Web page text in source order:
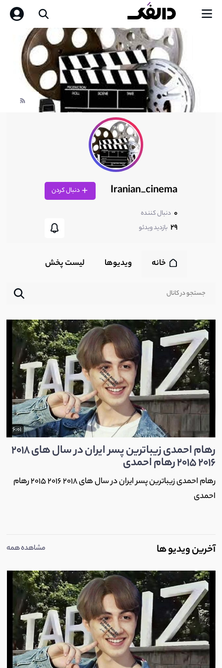
Iranian_cinema دنبال کردن
0 دنبال کننده
29 بازدید ویدئو
خانه ویدیوها لیست پخش‌
6:01
رهام احمدی زیباترین پسر ایران در سال های 2018
2016 2015 رهام احمدی
رهام احمدی زیباترین پسر ایران در سال های 2018 2016 2015 رهام
احمدی
آخرین ویدیو ها مشاهده همه